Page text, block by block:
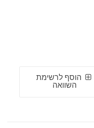
הוסף לרשימת
השוואה